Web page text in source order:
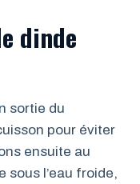
dinde
sortie du
pour éviter
ensuite au
sous l’eau froide,